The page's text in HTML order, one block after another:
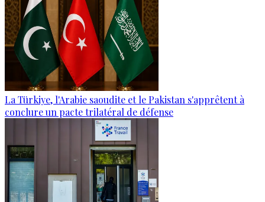
La Türkiye, l'Arabie saoudite et le Pakistan s'apprêtent à
conclure un pacte trilatéral de défense